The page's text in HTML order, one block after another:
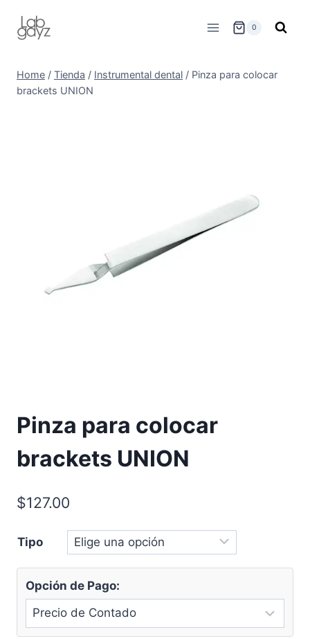
0
Home / Tienda / Instrumental dental / Pinza para colocar
brackets UNION
Pinza para colocar
brackets UNION
$127.00
Tipo
Opción de Pago: